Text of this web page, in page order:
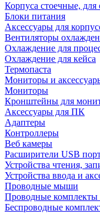
Корпуса стоечные, для
Блоки питания
Аксессуары для
Вентиляторы
Охлаждение для
Охлаждение для кейса
Термопаста
Мониторы и
Мониторы
Кронштейны для
Аксессуары для ПК
Адаптеры
Контроллеры
Веб камеры
Расширители USB
Устройства чтения,
Устройства ввода и
Проводные мыши
Проводные
Беспроводные